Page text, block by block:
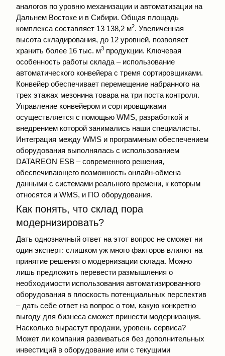
аналогов по уровню механизации и автоматизации на
Дальнем Востоке и в Сибири. Общая площадь
комплекса составляет 13 138,2 м2. Увеличенная
высота складирования, до 12 уровней, позволяет
хранить более 16 тыс. м3 продукции. Ключевая
особенность работы склада – использование
автоматического конвейера с тремя сортировщиками.
Конвейер обеспечивает перемещение набранного на
трех этажах мезонина товара на три поста контроля.
Управление конвейером и сортировщиками
осуществляется с помощью WMS, разработкой и
внедрением которой занимались наши специалисты.
Интеграция между WMS и программным обеспечением
оборудования выполнялась с использованием
DATAREON ESB – современного решения,
обеспечивающего возможность онлайн-обмена
данными с системами реального времени, к которым
относятся и WMS, и ПО оборудования.
Как понять, что склад пора
модернизировать?
Дать однозначный ответ на этот вопрос не сможет ни
один эксперт: слишком уж много факторов влияют на
принятие решения о модернизации склада. Можно
лишь предложить перевести размышления о
необходимости использования автоматизированного
оборудования в плоскость потенциальных перспектив
– дать себе ответ на вопрос о том, какую конкретно
выгоду для бизнеса сможет принести модернизация.
Насколько вырастут продажи, уровень сервиса?
Может ли компания развиваться без дополнительных
инвестиций в оборудование или с текущими